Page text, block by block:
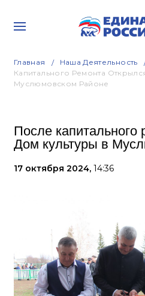
Главная Наша Деятельность
Капитального Ремонта
Муслюмовском Районе
После капитального
Дом культуры в
17 октября 2024, 14:36